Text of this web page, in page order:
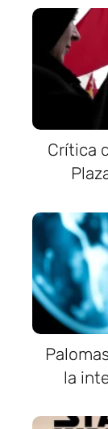
Crítica
la